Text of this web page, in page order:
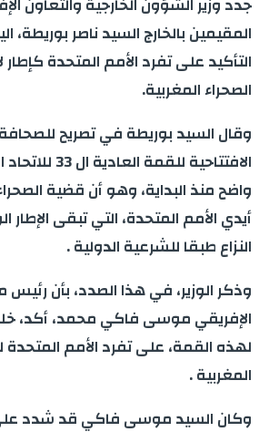
المقيمين بالخارج السيد ناصر بوريطة،
التأكيد على تفرد الأمم المتحدة
الصحراء المغربية.
وقال السيد بوريطة في تصريح
الافتتاحية
واضح منذ البداية، وهو أن قضية
أيدي الأمم المتحدة، التي تبقى الإطار
النزاع طبقا للشرعية الدولية .
وذكر الوزير، في هذا الصدد، بأن رئيس
الإفريقي موسى فاكي محمد، أكد،
لهذه القمة، على تفرد الأمم
المغربية .
وكان السيد موسى فاكي قد شدد على